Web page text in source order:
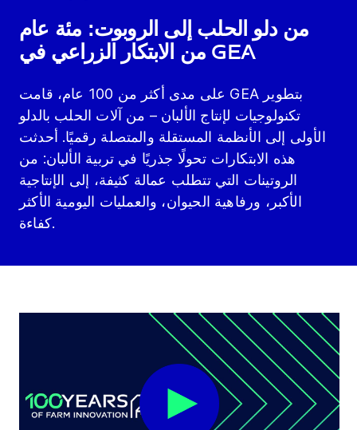
من دلو الحلب إلى الروبوت: مئة عام
من الابتكار الزراعي في GEA
على مدى أكثر من 100 عام، قامت GEA بتطوير
تكنولوجيات لإنتاج الألبان – من آلات الحلب بالدلو
الأولى إلى الأنظمة المستقلة والمتصلة رقميًا. أحدثت
هذه الابتكارات تحولًا جذريًا في تربية الألبان: من
الروتينات التي تتطلب عمالة كثيفة، إلى الإنتاجية
الأكبر، ورفاهية الحيوان، والعمليات اليومية الأكثر
كفاءة.